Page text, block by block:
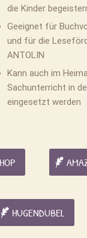
die Kinder
Geeignet für
und für die
ANTOLIN
Kann auch im
Sachunterricht in
eingesetzt werden
HUGENDUBEL